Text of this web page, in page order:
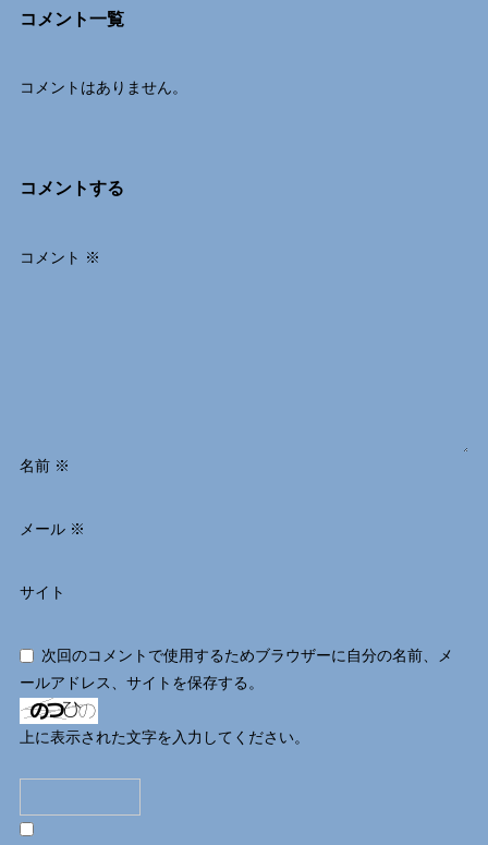
コメント一覧
コメントはありません。
コメントする
コメント ※
名前 ※
メール ※
サイト
次回のコメントで使用するためブラウザーに自分の名前、メ
ールアドレス、サイトを保存する。
上に表示された文字を入力してください。